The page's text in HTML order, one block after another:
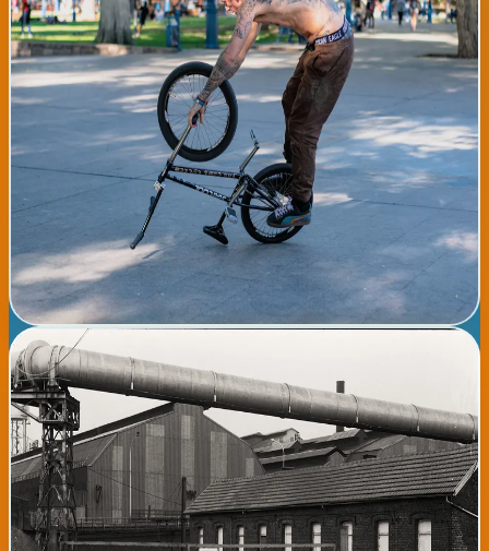
📍 Bilbao El Ayuntamiento de Bilbao organiza una jornada de
deportes urbanos y actividades motrices abiertas a toda la
comunidad. Se incluyen competiciones y exhibiciones de
skateboarding, BMX, parkour, escalada urbana, breakdance y
otros deportes alternativos. El evento está diseñado para
promover estilos de vida saludables entre jóvenes y adultos,
fomentando el uso del espacio público para la actividad física. La
competición se celebrará en el Parque de Doña Casilda y zonas
aledañas, con áreas de inscripción, competencia, seguridad y
espacio para espectadores. Participación gratuita. Habrá
premios, demostraciones de profesionales y actividades para
todas las edades. Organizado por el Ayuntamiento de Bilbao en
colaboración con clubes deportivos locales.
Ver detalles completos →
📅lunes, 10 de agosto de 2026
Exposición Itinerante: Patrimonio Industrial Vasco
📍 Donostia La Exposición Itinerante de Patrimonio Industrial
Vasco llega al Museo Vasco de Donostia con una colección de
fotografías, maquinaria histórica y documentos que cuentan la
historia industrial del País Vasco. La muestra recorre la
evolución de la siderurgia, construcción naval y minería,
sectores que marcaron la identidad de la región durante más de